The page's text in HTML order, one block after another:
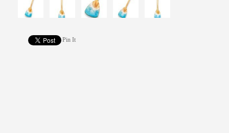
Pin It